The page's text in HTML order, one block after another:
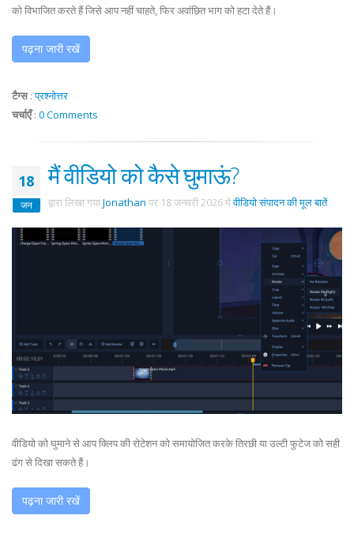
को विभाजित करते हैं जिसे आप नहीं चाहते, फिर अवांछित भाग को हटा देते हैं।
पढ़ना जारी रखें
टैग्स:प्रश्नोत्तर
चर्चाएँ: 0 Comments
18
जन
मैं वीडियो को कैसे घुमाऊं?
द्वारा लिखा गयाJonathan पर 18 जनवरी 2026मेंवीडियो संपादन की मूल बातें.
वीडियो को घुमाने से आप क्लिप की रोटेशन को समायोजित करके तिरछी या उल्टी फुटेज को सही
ढंग से दिखा सकते हैं।
पढ़ना जारी रखें